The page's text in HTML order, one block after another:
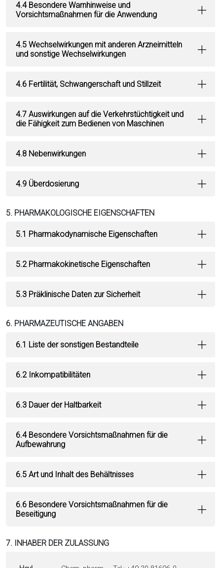
4.4 Besondere Warnhinweise und
Vorsichtsmaßnahmen für die Anwendung
4.5 Wechselwirkungen mit anderen Arzneimitteln
und sonstige Wechselwirkungen
4.6 Fertilität, Schwangerschaft und Stillzeit
4.7 Auswirkungen auf die Verkehrstüchtigkeit und
die Fähigkeit zum Bedienen von Maschinen
4.8 Nebenwirkungen
4.9 Überdosierung
5. PHARMAKOLOGISCHE EIGENSCHAFTEN
5.1 Pharmakodynamische Eigenschaften
5.2 Pharmakokinetische Eigenschaften
5.3 Präklinische Daten zur Sicherheit
6. PHARMAZEUTISCHE ANGABEN
6.1 Liste der sonstigen Bestandteile
6.2 Inkompatibilitäten
6.3 Dauer der Haltbarkeit
6.4 Besondere Vorsichtsmaßnahmen für die
Aufbewahrung
6.5 Art und Inhalt des Behältnisses
6.6 Besondere Vorsichtsmaßnahmen für die
Beseitigung
7. INHABER DER ZULASSUNG